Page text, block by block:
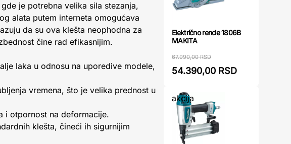
je potrebna velika sila stezanja,
alata putem interneta omogućava
da su ova klešta neophodna za
čine rad efikasnijim.
laka u odnosu na uporedive modele,
vremena, što je velika prednost u
i otpornost na deformacije.
klešta, čineći ih sigurnijim
Električno rende 1806B
MAKITA
67.990,00 RSD
54.390,00 RSD
akcija